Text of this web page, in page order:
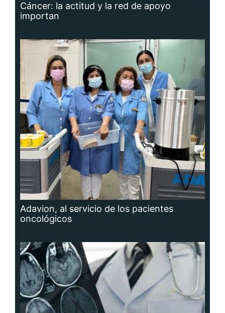
Cáncer: la actitud y la red de apoyo
importan
Adavion, al servicio de los pacientes
oncológicos